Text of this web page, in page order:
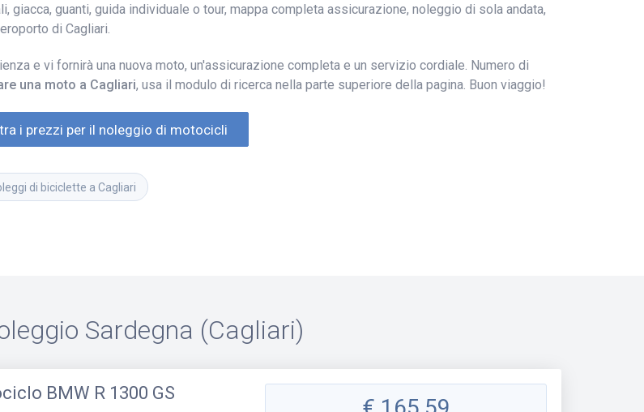
guanti, guida individuale o tour, mappa completa assicurazione, noleggio di sola andata,
di Cagliari.
e vi fornirà una nuova moto, un'assicurazione completa e un servizio cordiale. Numero di
una moto a Cagliari, usa il modulo di ricerca nella parte superiore della pagina. Buon viaggio!
i prezzi per il noleggio di motocicli
di biciclette a Cagliari
Sardegna (Cagliari)
BMW R 1300 GS